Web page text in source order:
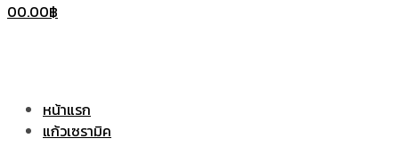
00.00฿
หน้าแรก
แก้วเซรามิค